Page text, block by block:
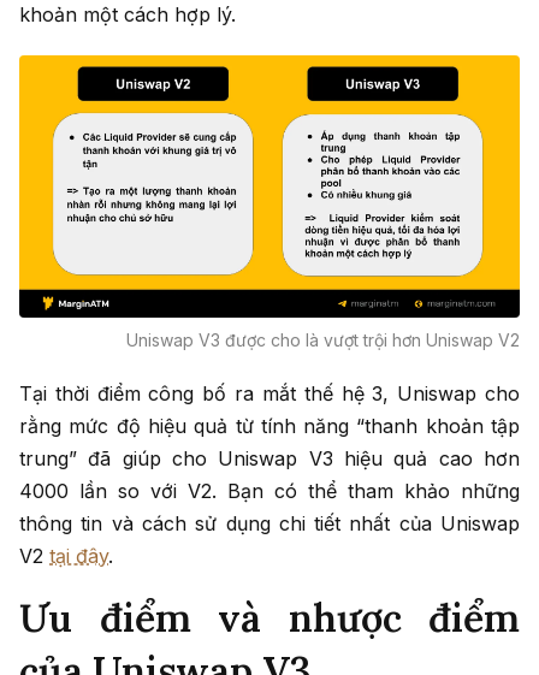
khoản một cách hợp lý.
Uniswap V3 được cho là vượt trội hơn Uniswap V2
Tại thời điểm công bố ra mắt thế hệ 3, Uniswap cho
rằng mức độ hiệu quả từ tính năng “thanh khoản tập
trung” đã giúp cho Uniswap V3 hiệu quả cao hơn
4000 lần so với V2. Bạn có thể tham khảo những
thông tin và cách sử dụng chi tiết nhất của Uniswap
V2 tại đây.
Ưu điểm và nhược điểm